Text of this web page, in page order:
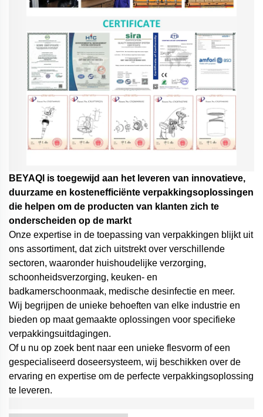
BEYAQl is toegewijd aan het leveren van innovatieve,
duurzame en kostenefficiënte verpakkingsoplossingen
die helpen om de producten van klanten zich te
onderscheiden op de markt
Onze expertise in de toepassing van verpakkingen blijkt uit
ons assortiment, dat zich uitstrekt over verschillende
sectoren, waaronder huishoudelijke verzorging,
schoonheidsverzorging, keuken- en
badkamerschoonmaak, medische desinfectie en meer.
Wij begrijpen de unieke behoeften van elke industrie en
bieden op maat gemaakte oplossingen voor specifieke
verpakkingsuitdagingen.
Of u nu op zoek bent naar een unieke flesvorm of een
gespecialiseerd doseersysteem, wij beschikken over de
ervaring en expertise om de perfecte verpakkingsoplossing
te leveren.